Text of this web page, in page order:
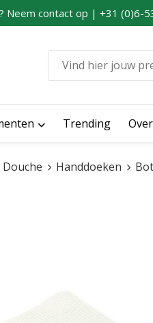
Neem contact op | +31 (0)6-
Trending
Handdoeken